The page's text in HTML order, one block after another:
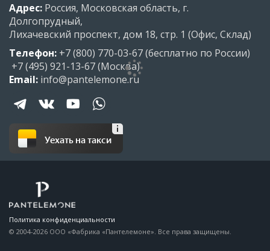
Адрес: Россия, Московская область, г.
Долгопрудный,
Лихачевский проспект, дом 18, стр. 1 (Офис, Склад)
Телефон: +7 (800) 770-03-67(бесплатно по России)
+7 (495) 921-13-67(Москва)
Email: info@pantelemone.ru
Уехать на такси
Политика конфиденциальности
© 2004-2026 ООО «Фабрика «Пантелемоне». Все права защищены.